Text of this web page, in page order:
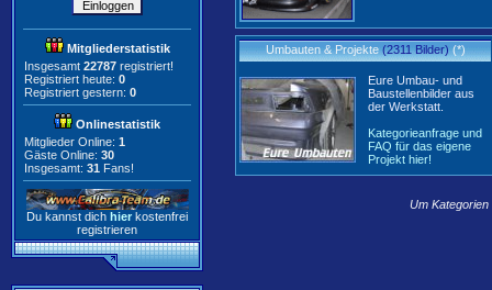
Mitgliederstatistik
Insgesamt 22787 registriert!
Registriert heute: 0
Registriert gestern: 0
Onlinestatistik
Mitglieder Online: 1
Gäste Online: 30
Insgesamt: 31 Fans!
Du kannst dich hier kostenfrei
registrieren
Umbauten & Projekte (2311 Bilder)(*)
Eure Umbau- und
Baustellenbilder aus
der Werkstatt.
Kategorieanfrage und
FAQ für das eigene
Projekt hier!
Um